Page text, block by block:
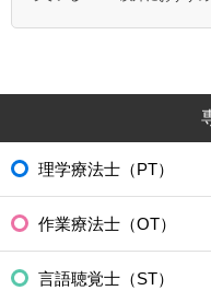
理学療法士（PT）
作業療法士（OT）
言語聴覚士（ST）